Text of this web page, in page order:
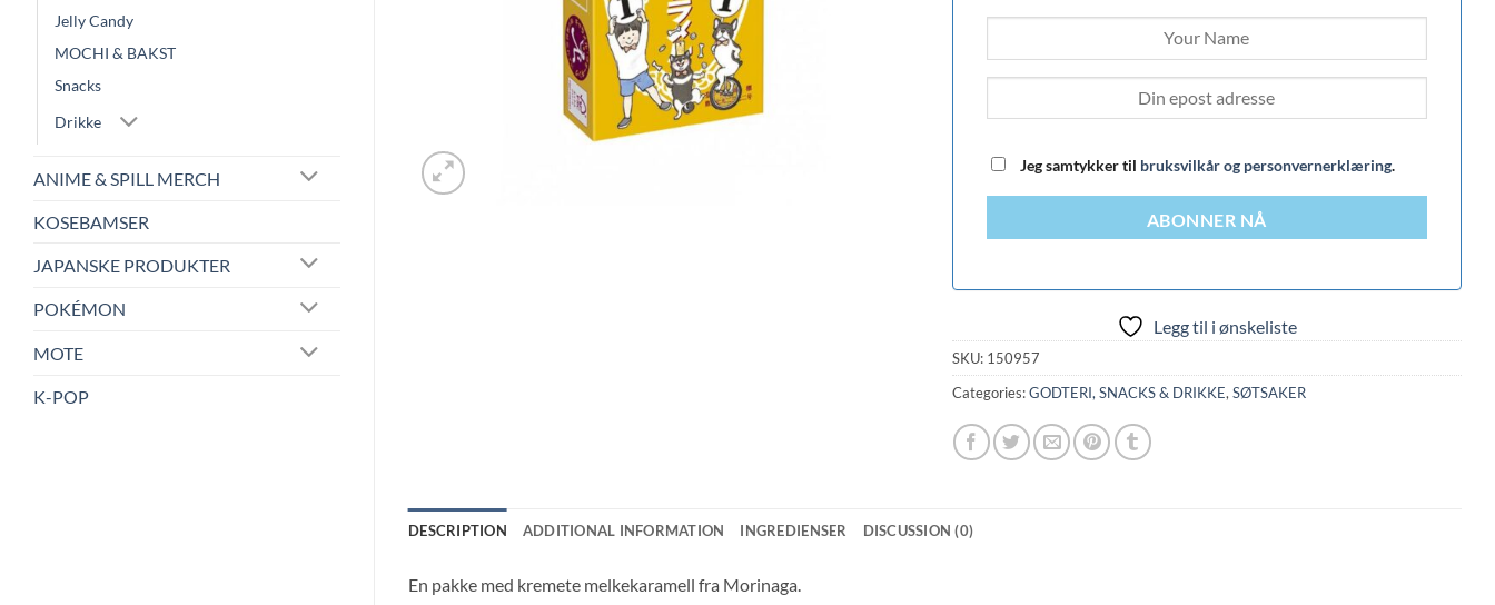
Jelly Candy
MOCHI & BAKST
Snacks
Drikke
ANIME & SPILL MERCH
KOSEBAMSER
JAPANSKE PRODUKTER
POKÉMON
MOTE
K-POP
Jeg samtykker til bruksvilkår og personvernerklæring.
ABONNER NÅ
Legg til i ønskeliste
SKU: 150957
Categories:GODTERI, SNACKS & DRIKKE,SØTSAKER
DESCRIPTION ADDITIONAL INFORMATION INGREDIENSER DISCUSSION (0)
En pakke med kremete melkekaramell fra Morinaga.